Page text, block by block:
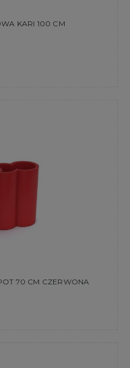
KARI 100 CM
70 CM CZERWONA